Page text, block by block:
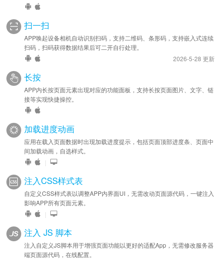
扫一扫
APP唤起设备相机自动识别扫码，支持二维码、条形码，支持嵌入式连续
扫码，扫码获得数据结果后可二开自行处理。
2026-5-28 更新
长按
APP内长按页面元素出现对应的功能面板，支持长按页面图片、文字、链
接等实现快捷操控。
加载进度动画
应用在载入页面数据时出现加载进度提示，包括页面顶部进度条、页面中
间加载动画，自选样式。
|
注入CSS样式表
自定义CSS样式表以调整APP内界面UI，无需改动页面源代码，一键注入
影响APP所有页面元素。
|
注入 JS 脚本
注入自定义JS脚本用于增强页面功能以更好的适配App，无需修改服务器
端页面源代码，在线配置。